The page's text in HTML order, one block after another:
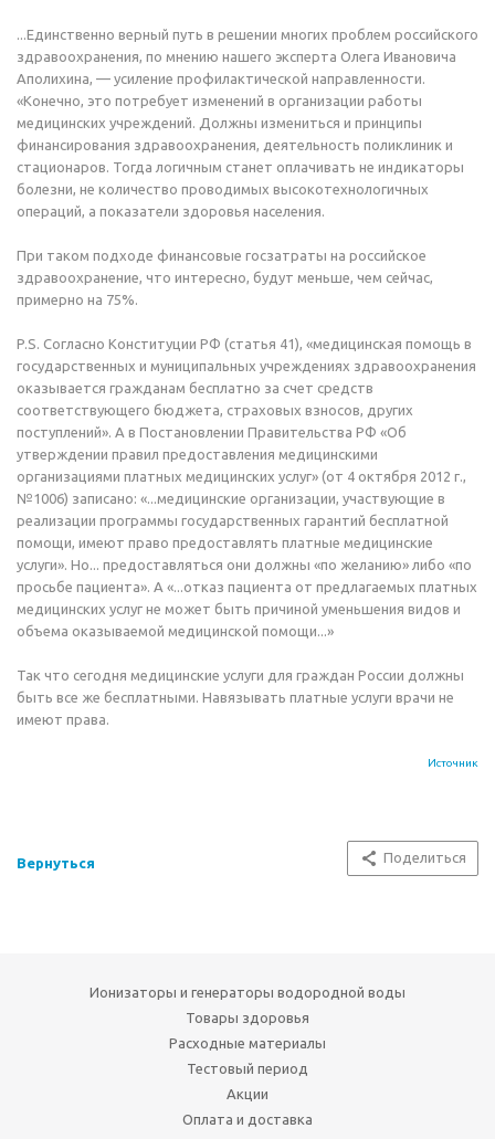
...Единственно верный путь в решении многих проблем российского
здравоохранения, по мнению нашего эксперта Олега Ивановича
Аполихина, — усиление профилактической направленности.
«Конечно, это потребует изменений в организации работы
медицинских учреждений. Должны измениться и принципы
финансирования здравоохранения, деятельность поликлиник и
стационаров. Тогда логичным станет оплачивать не индикаторы
болезни, не количество проводимых высокотехнологичных
операций, а показатели здоровья населения.
При таком подходе финансовые госзатраты на российское
здравоохранение, что интересно, будут меньше, чем сейчас,
примерно на 75%.
P.S. Согласно Конституции РФ (статья 41), «медицинская помощь в
государственных и муниципальных учреждениях здравоохранения
оказывается гражданам бесплатно за счет средств
соответствующего бюджета, страховых взносов, других
поступлений». А в Постановлении Правительства РФ «Об
утверждении правил предоставления медицинскими
организациями платных медицинских услуг» (от 4 октября 2012 г.,
№1006) записано: «...медицинские организации, участвующие в
реализации программы государственных гарантий бесплатной
помощи, имеют право предоставлять платные медицинские
услуги». Но... предоставляться они должны «по желанию» либо «по
просьбе пациента». А «...отказ пациента от предлагаемых платных
медицинских услуг не может быть причиной уменьшения видов и
объема оказываемой медицинской помощи...»
Так что сегодня медицинские услуги для граждан России должны
быть все же бесплатными. Навязывать платные услуги врачи не
имеют права.
Источник
Вернуться Поделиться
Ионизаторы и генераторы водородной воды
Товары здоровья
Расходные материалы
Тестовый период
Акции
Оплата и доставка